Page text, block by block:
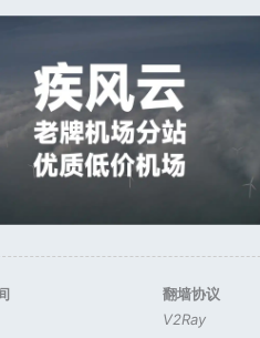
翻墙协议
V2Ray